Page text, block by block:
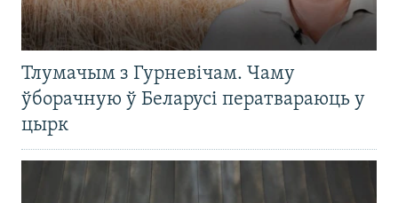
Тлумачым з Гурневічам. Чаму
ўборачную ў Беларусі ператвараюць у
цырк